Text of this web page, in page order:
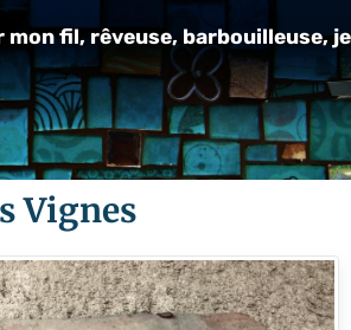
mon fil, rêveuse, barbouilleuse,
Vignes